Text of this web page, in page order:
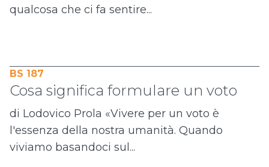
qualcosa che ci fa sentire...
BS 187
Cosa significa formulare un voto
di Lodovico Prola «Vivere per un voto è
l'essenza della nostra umanità. Quando
viviamo basandoci sul...